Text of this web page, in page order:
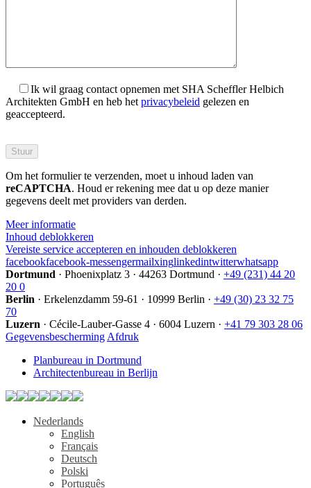
Ik wil graag contact opnemen met SHA Scheffler Helbich
Architekten GmbH en heb het privacybeleid gelezen en
geaccepteerd.
füllen
dieses
Feld
nicht
Om het formulier te verzenden, moet u inhoud laden van
reCAPTCHA. Houd er rekening mee dat u op deze manier
gegevens deelt met providers van derden.
Meer informatie
Inhoud deblokkeren
Vereiste service accepteren en inhouden deblokkeren
facebookfacebook-messengermailxinglinkedintwitterwhatsapp
Dortmund · Phoenixplatz 3 · 44263 Dortmund · +49 (231) 44 20
20 0
Berlin · Erkelenzdamm 59-61 · 10999 Berlin · +49 (30) 23 32 75
70
Luzern · Cécile-Lauber-Gasse 4 · 6004 Luzern · +41 79 303 28 06
Gegevensbescherming Afdruk
Planbureau in Dortmund
Architectenbureau in Berlijn
Nederlands
English
Français
Deutsch
Polski
Português